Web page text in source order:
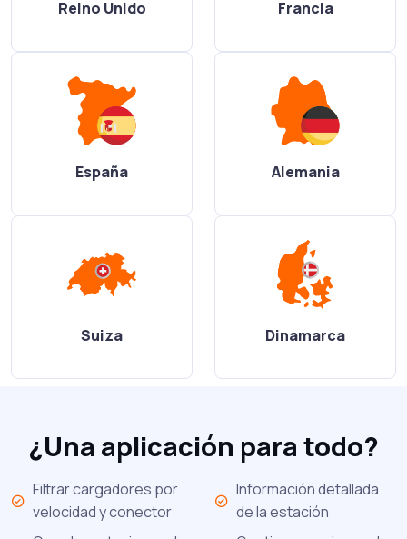
Reino Unido Francia
España Alemania
Suiza Dinamarca
¿Una aplicación para todo?
Filtrar cargadores por
velocidad y conector
Información detallada
de la estación